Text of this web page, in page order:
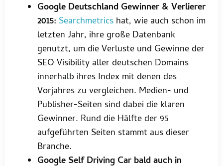
Google Deutschland Gewinner & Verlierer
2015: Searchmetrics hat, wie auch schon im
letzten Jahr, ihre große Datenbank
genutzt, um die Verluste und Gewinne der
SEO Visibility aller deutschen Domains
innerhalb ihres Index mit denen des
Vorjahres zu vergleichen. Medien- und
Publisher-Seiten sind dabei die klaren
Gewinner. Rund die Hälfte der 95
aufgeführten Seiten stammt aus dieser
Branche.
Google Self Driving Car bald auch in